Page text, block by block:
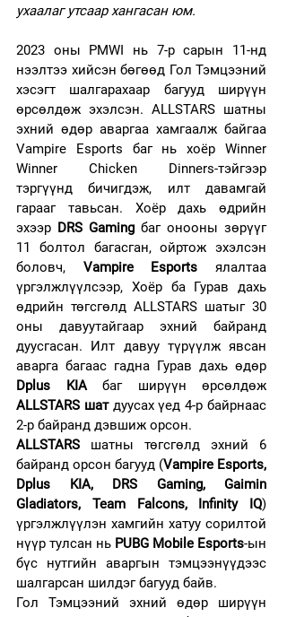
ухаалаг утсаар хангасан юм.
2023 оны PMWI нь 7-р сарын 11-нд
нээлтээ хийсэн бөгөөд Гол Тэмцээний
хэсэгт шалгарахаар багууд ширүүн
өрсөлдөж эхэлсэн. ALLSTARS шатны
эхний өдөр аваргаа хамгаалж байгаа
Vampire Esports баг нь хоёр Winner
Winner Chicken Dinners-тэйгээр
тэргүүнд бичигдэж, илт давамгай
гарааг тавьсан. Хоёр дахь өдрийн
эхээр DRS Gaming баг онооны зөрүүг
11 болтол багасган, ойртож эхэлсэн
боловч, Vampire Esports ялалтаа
үргэлжлүүлсээр, Хоёр ба Гурав дахь
өдрийн төгсгөлд ALLSTARS шатыг 30
оны давуутайгаар эхний байранд
дуусгасан. Илт давуу түрүүлж явсан
Dplus KIA
ALLSTARS шат дуусах үед 4-р байрнаас
2-р байранд дэвшиж орсон.
ALLSTARS шатны төгсгөлд эхний 6
байранд орсон багууд (Vampire Esports,
Dplus KIA, DRS Gaming, Gaimin
Gladiators, Team Falcons, Infinity IQ)
үргэлжлүүлэн хамгийн хатуу сорилтой
нүүр тулсан нь PUBG Mobile Esports-ын
бүс нутгийн аваргын тэмцээнүүдээс
шалгарсан шилдэг багууд байв.
Гол Тэмцээний эхний өдөр ширүүн